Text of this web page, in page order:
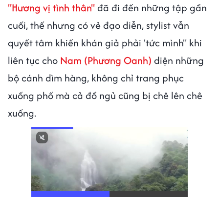
"Hương vị tình thân"đã đi đến những tập gần
cuối, thế nhưng có vẻ đạo diễn, stylist vẫn
quyết tâm khiến khán giả phải 'tức mình" khi
liên tục cho Nam (Phương Oanh) diện những
bộ cánh dìm hàng, không chỉ trang phục
xuống phố mà cả đồ ngủ cũng bị chê lên chê
xuống.